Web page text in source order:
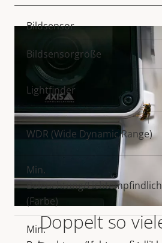
Doppelt so
Eigentumsbeschreibung
Bildsensor
Bildsensorgröße
Lightfinder
WDR (Wide Dynamic Range)
Min.
Beleuchtung/
(Farbe)
Min.